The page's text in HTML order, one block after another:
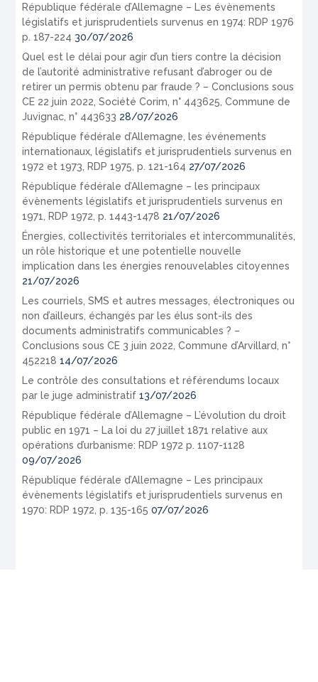
République fédérale d’Allemagne – Les évènements
législatifs et jurisprudentiels survenus en 1974: RDP 1976
p. 187-224 30/07/2026
Quel est le délai pour agir d’un tiers contre la décision
de l’autorité administrative refusant d’abroger ou de
retirer un permis obtenu par fraude ? – Conclusions sous
CE 22 juin 2022, Société Corim, n° 443625, Commune de
Juvignac, n° 443633 28/07/2026
République fédérale d’Allemagne, les événements
internationaux, législatifs et jurisprudentiels survenus en
1972 et 1973, RDP 1975, p. 121-164 27/07/2026
République fédérale d’Allemagne – les principaux
évènements législatifs et jurisprudentiels survenus en
1971, RDP 1972, p. 1443-1478 21/07/2026
Énergies, collectivités territoriales et intercommunalités,
un rôle historique et une potentielle nouvelle
implication dans les énergies renouvelables citoyennes
21/07/2026
Les courriels, SMS et autres messages, électroniques ou
non d’ailleurs, échangés par les élus sont-ils des
documents administratifs communicables ? –
Conclusions sous CE 3 juin 2022, Commune d’Arvillard, n°
452218 14/07/2026
Le contrôle des consultations et référendums locaux
par le juge administratif 13/07/2026
République fédérale d’Allemagne – L’évolution du droit
public en 1971 – La loi du 27 juillet 1871 relative aux
opérations d’urbanisme: RDP 1972 p. 1107-1128
09/07/2026
République fédérale d’Allemagne – Les principaux
évènements législatifs et jurisprudentiels survenus en
1970: RDP 1972, p. 135-165 07/07/2026